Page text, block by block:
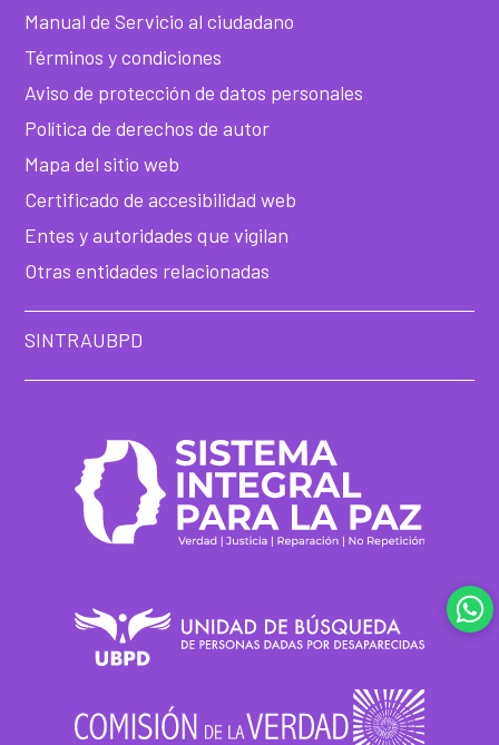
Manual de Servicio al ciudadano
Términos y condiciones
Aviso de protección de datos personales
Política de derechos de autor
Mapa del sitio web
Certificado de accesibilidad web
Entes y autoridades que vigilan
Otras entidades relacionadas
SINTRAUBPD